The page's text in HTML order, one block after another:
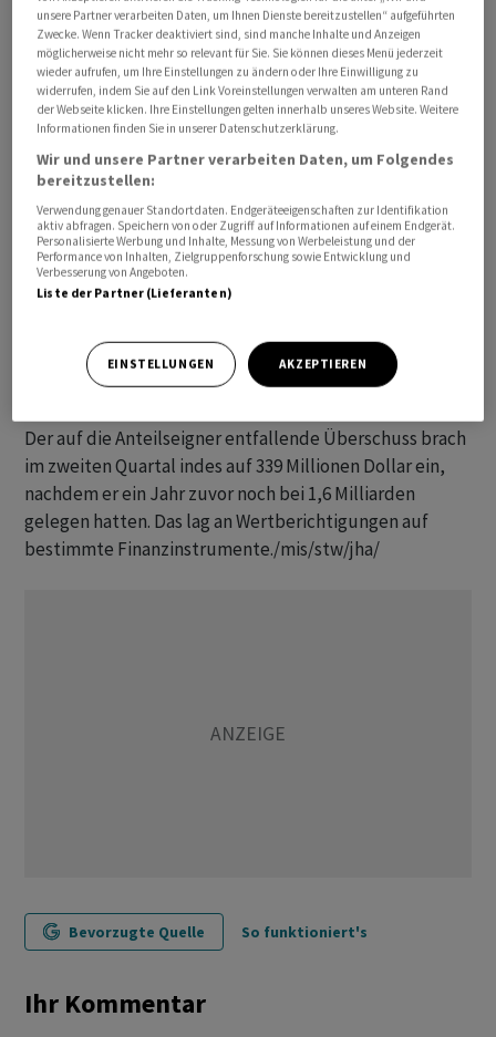
von Bieren wie Beck's, Budweiser und Stella Artois am
Donnerstag im belgischen Leuven mitteilte. Organisch -
also bereinigt um Wechselkursveränderungen und
Effekte aus dem Kauf und Verkauf von
Unternehmensteilen - habe das Wachstum gut 7
Prozent betragen.
Das um Sondereffekte bereinigte Ergebnis vor Zinsen,
Steuern und Abschreibungen (Ebitda) fiel indes -
belastet von Währungseffekten sowie höheren Kosten
für Rohstoffe und Werbung - um 3,7 Prozent auf 4,9
5 Prozent. Im Gesamtjahr will der Konzern auf dieser
Basis weiterhin ein Plus von 4 bis 8 Prozent erreichen.
Der auf die Anteilseigner entfallende Überschuss brach
im zweiten Quartal indes auf 339 Millionen Dollar ein,
nachdem er ein Jahr zuvor noch bei 1,6 Milliarden
gelegen hatten. Das lag an Wertberichtigungen auf
bestimmte Finanzinstrumente./mis/stw/jha/
Bevorzugte Quelle So funktioniert's
Ihr Kommentar
unsere Partner verarbeiten Daten, um Ihnen Dienste bereitzustellen“ aufgeführten
Zwecke. Wenn Tracker deaktiviert sind, sind manche Inhalte und Anzeigen
möglicherweise nicht mehr so relevant für Sie. Sie können dieses Menü jederzeit
wieder aufrufen, um Ihre Einstellungen zu ändern oder Ihre Einwilligung zu
widerrufen, indem Sie auf den Link Voreinstellungen verwalten am unteren Rand
der Webseite klicken. Ihre Einstellungen gelten innerhalb unseres Website. Weitere
Informationen finden Sie in unserer Datenschutzerklärung.
Wir und unsere Partner verarbeiten Daten, um Folgendes
bereitzustellen:
Verwendung genauer Standortdaten. Endgeräteeigenschaften zur Identifikation
aktiv abfragen. Speichern von oder Zugriff auf Informationen auf einem Endgerät.
Personalisierte Werbung und Inhalte, Messung von Werbeleistung und der
Performance von Inhalten, Zielgruppenforschung sowie Entwicklung und
Verbesserung von Angeboten.
Liste der Partner (Lieferanten)
EINSTELLUNGEN AKZEPTIEREN